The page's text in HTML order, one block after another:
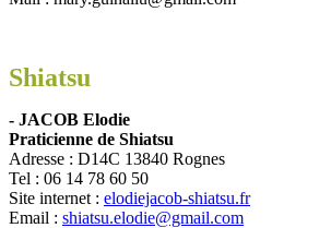
Shiatsu
- JACOB Elodie
Praticienne de Shiatsu
Adresse : D14C 13840 Rognes
Tel : 06 14 78 60 50
Site internet : elodiejacob-shiatsu.fr
Email : shiatsu.elodie@gmail.com